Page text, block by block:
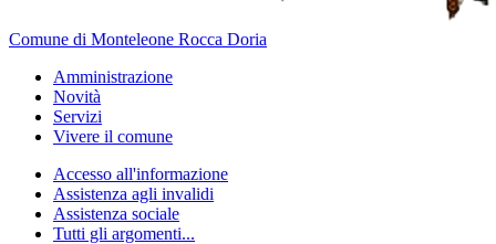
Comune di Monteleone Rocca Doria
Amministrazione
Novità
Servizi
Vivere il comune
Accesso all'informazione
Assistenza agli invalidi
Assistenza sociale
Tutti gli argomenti...